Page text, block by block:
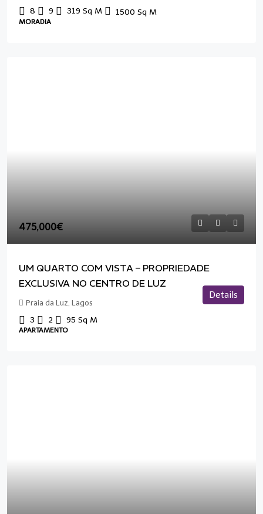
8 9 319 Sq M 1500 Sq M
MORADIA
475,000€
UM QUARTO COM VISTA – PROPRIEDADE
EXCLUSIVA NO CENTRO DE LUZ
Praia da Luz, Lagos
3 2 95 Sq M
APARTAMENTO
Details